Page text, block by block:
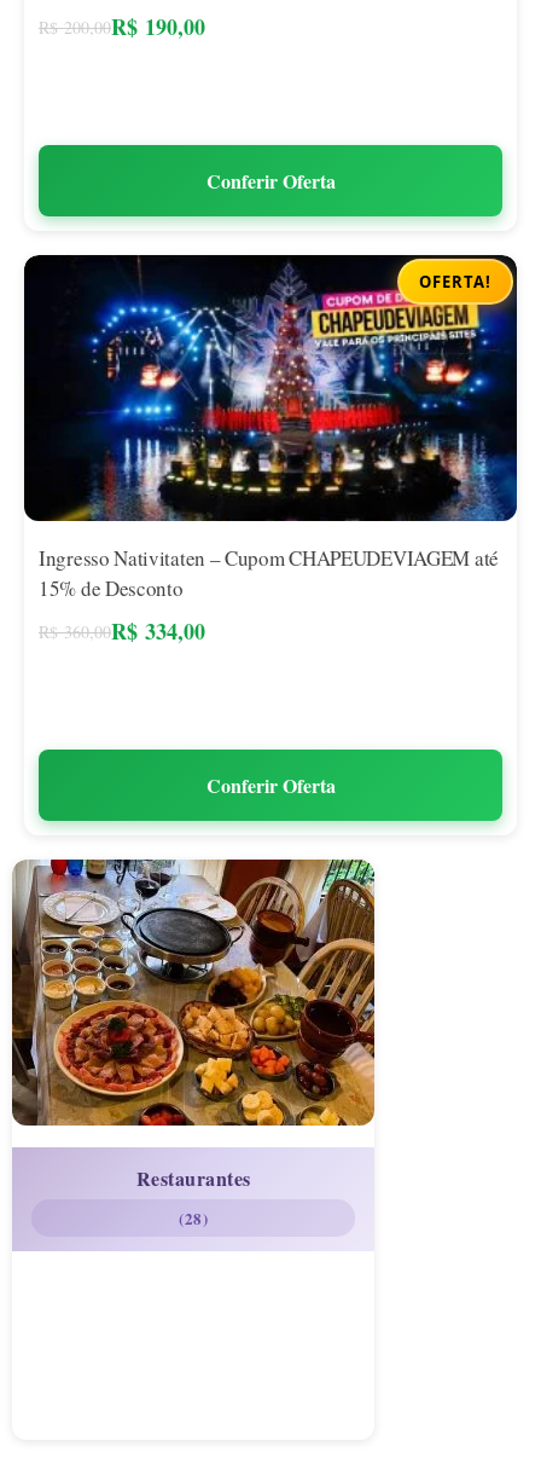
R$200,00R$ 190,00
Conferir Oferta
OFERTA!
Ingresso Nativitaten – Cupom CHAPEUDEVIAGEM até
15% de Desconto
R$360,00R$ 334,00
Conferir Oferta
Restaurantes
(28)